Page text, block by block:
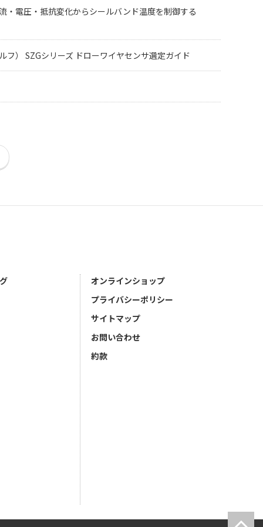
・電圧・抵抗変化からシールバンド温度を制御する
） SZGシリーズ ドローワイヤセンサ選定ガイド
オンラインショップ
プライバシーポリシー
サイトマップ
お問い合わせ
約款